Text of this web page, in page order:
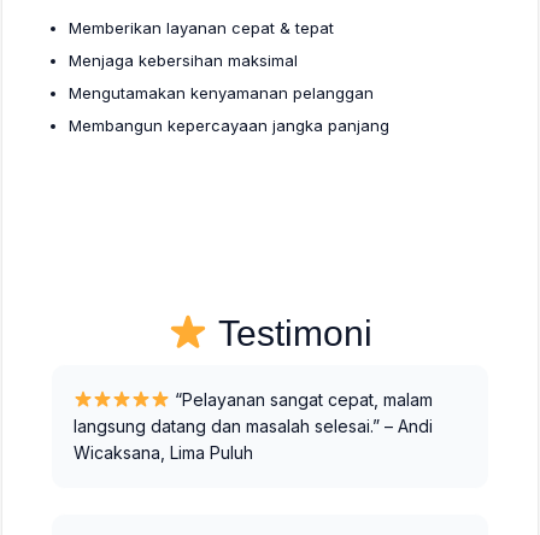
Memberikan layanan cepat & tepat
Menjaga kebersihan maksimal
Mengutamakan kenyamanan pelanggan
Membangun kepercayaan jangka panjang
Testimoni
“Pelayanan sangat cepat, malam
langsung datang dan masalah selesai.” – Andi
Wicaksana, Lima Puluh